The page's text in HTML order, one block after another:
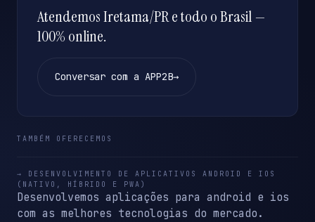
Atendemos Iretama/PR e todo o Brasil —
100% online.
Conversar com a APP2B→
TAMBÉM OFERECEMOS
→ DESENVOLVIMENTO DE APLICATIVOS ANDROID E IOS
(NATIVO, HÍBRIDO E PWA)
Desenvolvemos aplicações para android e ios
com as melhores tecnologias do mercado.